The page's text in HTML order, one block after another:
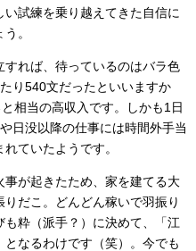
試練を乗り越えてきた自信に
。
れば、待っているのはバラ色
り540文だったといいますか
相当の高収入です。しかも1日
日没以降の仕事には時間外手当
ていたようです。
事が起きたため、家を建てる大
だこ。どんどん稼いで羽振り
粋（派手？）に決めて、「江
なるわけです（笑）。今でも